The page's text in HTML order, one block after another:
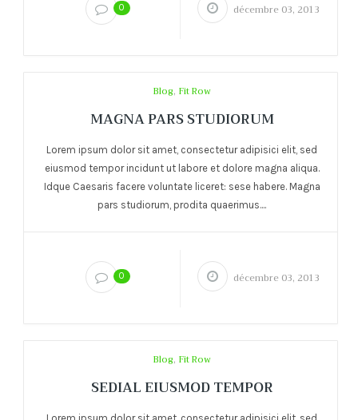
0 décembre 03, 2013
Blog, Fit Row
MAGNA PARS STUDIORUM
Lorem ipsum dolor sit amet, consectetur adipisici elit, sed
eiusmod tempor incidunt ut labore et dolore magna aliqua.
Idque Caesaris facere voluntate liceret: sese habere. Magna
pars studiorum, prodita quaerimus....
0 décembre 03, 2013
Blog, Fit Row
SEDIAL EIUSMOD TEMPOR